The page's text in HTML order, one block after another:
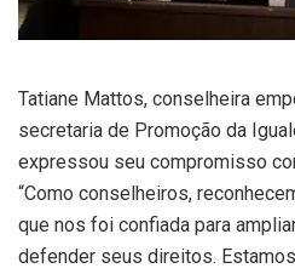
Tatiane Mattos, conselheira
secretaria de Promoção da
expressou seu compromisso
“Como conselheiros,
que nos foi confiada para
defender seus direitos.